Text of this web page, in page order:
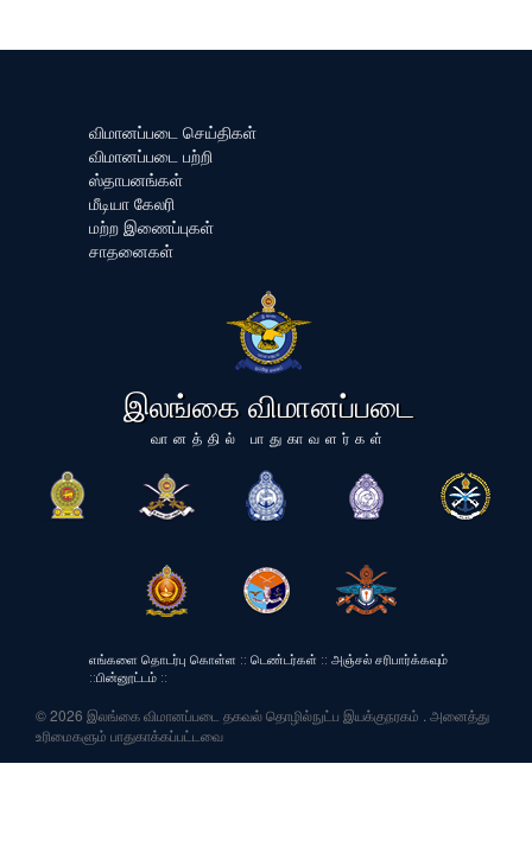
விமானப்படை செய்திகள்
விமானப்படை பற்றி
ஸ்தாபனங்கள்
மீடியா கேலரி
மற்ற இணைப்புகள்
சாதனைகள்
இலங்கை விமானப்படை
வானத்தில் பாதுகாவளர்கள்
எங்களை தொடர்பு கொள்ள :: டெண்டர்கள் :: அஞ்சல் சரிபார்க்கவும்
::பின்னூட்டம் ::
© 2026 இலங்கை விமானப்படை தகவல் தொழில்நுட்ப இயக்குநரகம் . அனைத்து
உரிமைகளும் பாதுகாக்கப்பட்டவை